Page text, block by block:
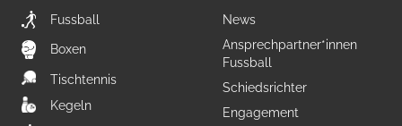
Fussball
Boxen
Tischtennis
Kegeln
News
Ansprechpartner*innen
Fussball
Schiedsrichter
Engagement